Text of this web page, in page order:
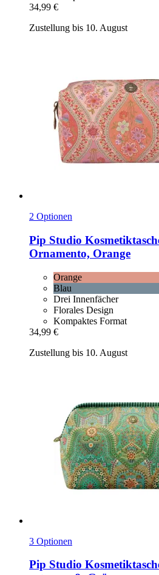
34,99 €
Zustellung bis 10. August
2 Optionen
Pip Studio
Ornamento, Orange
Orange
Blau
Drei Innenfächer
Florales Design
Kompaktes Format
34,99 €
Zustellung bis 10. August
3 Optionen
Pip Studio